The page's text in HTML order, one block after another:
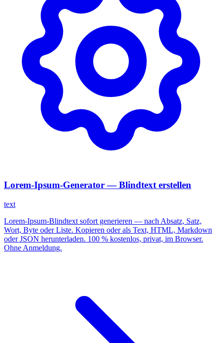
Lorem-Ipsum-Generator — Blindtext erstellen
text
Lorem-Ipsum-Blindtext sofort generieren — nach Absatz, Satz,
Wort, Byte oder Liste. Kopieren oder als Text, HTML, Markdown
oder JSON herunterladen. 100 % kostenlos, privat, im Browser.
Ohne Anmeldung.